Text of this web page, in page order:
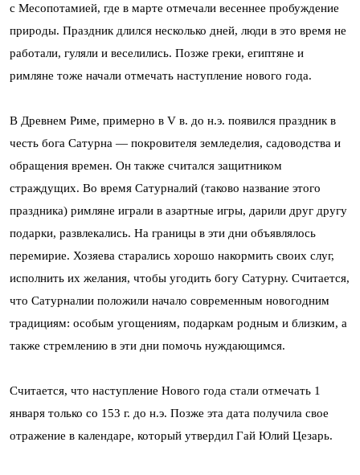
с Месопотамией, где в марте отмечали весеннее пробуждение
природы. Праздник длился несколько дней, люди в это время не
работали, гуляли и веселились. Позже греки, египтяне и
римляне тоже начали отмечать наступление нового года.
В Древнем Риме, примерно в V в. до н.э. появился праздник в
честь бога Сатурна — покровителя земледелия, садоводства и
обращения времен. Он также считался защитником
страждущих. Во время Сатурналий (таково название этого
праздника) римляне играли в азартные игры, дарили друг другу
подарки, развлекались. На границы в эти дни объявлялось
перемирие. Хозяева старались хорошо накормить своих слуг,
исполнить их желания, чтобы угодить богу Сатурну. Считается,
что Сатурналии положили начало современным новогодним
традициям: особым угощениям, подаркам родным и близким, а
также стремлению в эти дни помочь нуждающимся.
Считается, что наступление Нового года стали отмечать 1
января только со 153 г. до н.э. Позже эта дата получила свое
отражение в календаре, который утвердил Гай Юлий Цезарь.